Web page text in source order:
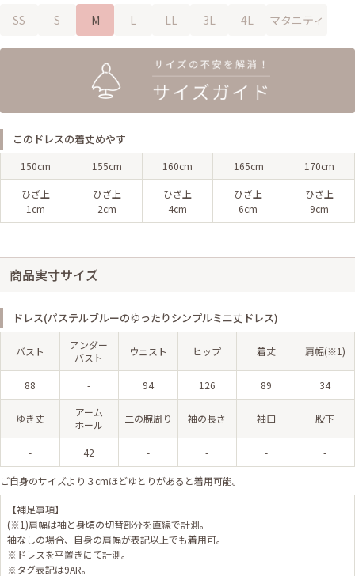
SS S M L LL 3L 4L マタニティ
このドレスの着丈めやす
150cm 155cm 160cm 165cm 170cm
ひざ上
1cm
ひざ上
2cm
ひざ上
4cm
ひざ上
6cm
ひざ上
9cm
商品実寸サイズ
ドレス(パステルブルーのゆったりシンプルミニ丈ドレス)
バスト
アンダー
バスト
ウェスト ヒップ 着丈 肩幅(※1)
88 - 94 126 89 34
ゆき丈
アーム
ホール
二の腕周り 袖の長さ 袖口 股下
- 42 - - - -
ご自身のサイズより３cmほどゆとりがあると着用可能。
【補足事項】
(※1)肩幅は袖と身頃の切替部分を直線で計測。
袖なしの場合、自身の肩幅が表記以上でも着用可。
※ドレスを平置きにて計測。
※タグ表記は9AR。